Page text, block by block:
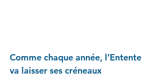
Comme chaque année, l’Entente
va laisser ses créneaux